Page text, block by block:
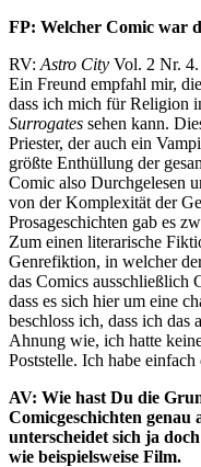
FP: Welcher Comic war
RV: Astro City Vol. 2 Nr. 4.
Ein Freund empfahl mir,
dass ich mich für Religion
Surrogates sehen kann.
Priester, der auch ein
größte Enthüllung der
Comic also Durchgelesen
von der Komplexität der
Prosageschichten gab es
Zum einen literarische
Genrefiktion, in welcher
das Comics ausschließlich
dass es sich hier um eine
beschloss ich, dass ich das
Ahnung wie, ich hatte
Poststelle. Ich habe
AV: Wie hast Du die
Comicgeschichten genau
unterscheidet sich ja
wie beispielsweise Film.